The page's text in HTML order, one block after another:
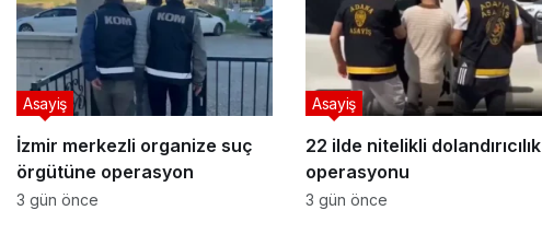
İzmir merkezli organize suç
örgütüne operasyon
Asayiş
3 gün önce
22 ilde nitelikli dolandırıcılık
operasyonu
Asayiş
3 gün önce